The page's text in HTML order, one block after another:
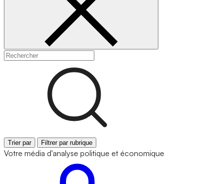
Trier par Filtrer par rubrique
Votre média d'analyse politique et économique